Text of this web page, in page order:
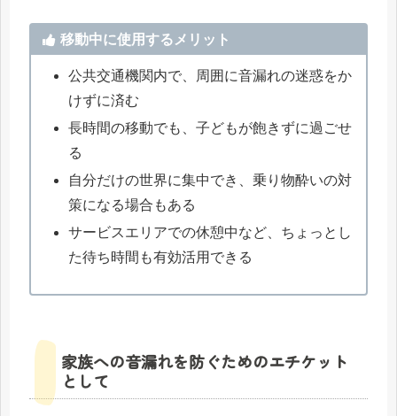
移動中に使用するメリット
公共交通機関内で、周囲に音漏れの迷惑をか
けずに済む
長時間の移動でも、子どもが飽きずに過ごせ
る
自分だけの世界に集中でき、乗り物酔いの対
策になる場合もある
サービスエリアでの休憩中など、ちょっとし
た待ち時間も有効活用できる
家族への音漏れを防ぐためのエチケット
として